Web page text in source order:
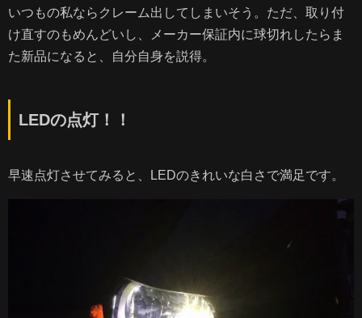
いつもの私ならクレーム出してしまいそう。ただ、取り付
け直すのもめんどいし、メーカー保証内に球切れしたらま
た新品になると、自分自身を説得。
LEDの点灯！！
早速点灯させてみると、LEDのきれいな白さで満足です。